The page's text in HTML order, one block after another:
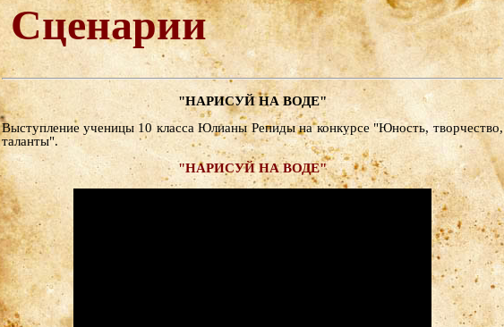
Сценарии
"НАРИСУЙ НА ВОДЕ"
Выступление ученицы 10 класса Юлианы Репиды на конкурсе "Юность, творчество,
таланты".
"НАРИСУЙ НА ВОДЕ"